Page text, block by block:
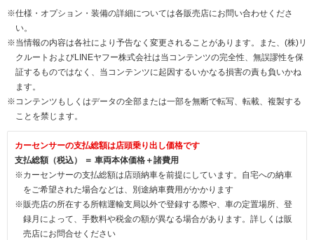
※仕様・オプション・装備の詳細については各販売店にお問い合わせくださ
い。
※当情報の内容は各社により予告なく変更されることがあります。また、(株)リ
クルートおよびLINEヤフー株式会社は当コンテンツの完全性、無誤謬性を保
証するものではなく、当コンテンツに起因するいかなる損害の責も負いかね
ます。
※コンテンツもしくはデータの全部または一部を無断で転写、転載、複製する
ことを禁じます。
カーセンサーの支払総額は店頭乗り出し価格です
支払総額（税込） ＝ 車両本体価格＋諸費用
※カーセンサーの支払総額は店頭納車を前提にしています。自宅への納車
をご希望された場合などは、別途納車費用がかかります
※販売店の所在する所轄運輸支局以外で登録する際や、車の定置場所、登
録月によって、手数料や税金の額が異なる場合があります。詳しくは販
売店にお問合せください